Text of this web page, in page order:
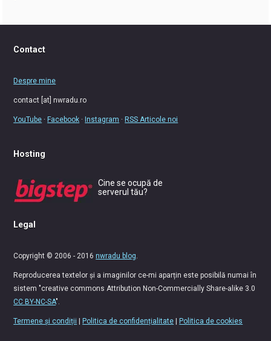
Contact
Despre mine
contact [at] nwradu.ro
YouTube ·Facebook ·Instagram ·RSS Articole noi
Hosting
Cine se ocupă de
serverul tău?
Legal
Copyright © 2006 - 2016nwradu blog
Reproducerea textelor și a imaginilor ce-mi aparțin este posibilă numai în
sistem "creative commons Attribution Non-Commercially Share-alike 3.0
CC BY-NC-SA".
Termene și condiții |Politica de confidențialitate |Politica de cookies